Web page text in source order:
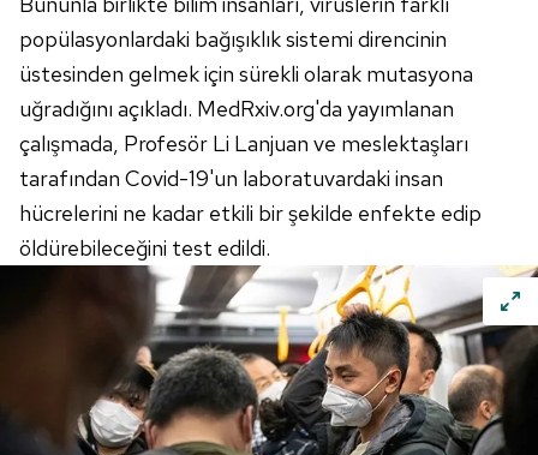
kılınması ve kişiselleştirilmesi ve sizlere yönelik
reklam/pazarlama faaliyetlerinin yapılması, amaçlarıyla
sınırlı olarak açık rızanız dahilinde kullanılacaktır.
Çerezlere ilişkin tercihlerinizi aşağıda yer alan panel
vasıtasıyla belirleyebilirsiniz. Çerezlere ilişkin detaylı bilgi
için Ayarlar butonuna tıklayabilir,
Çerez Bilgilendirme
6698 sayılı Kişisel Verilerin Korunması Kanunu uyarınca
hazırlanmış Aydınlatma Metnimizi okumak ve sitemizde
ilgili mevzuata uygun olarak kullanılan çerezlerle ilgili bilgi
almak için lütfentıklayınız.
popülasyonlardaki bağışıklık sistemi direncinin
üstesinden gelmek için sürekli olarak mutasyona
uğradığını açıkladı. MedRxiv.org'da yayımlanan
çalışmada, Profesör Li Lanjuan ve meslektaşları
tarafından Covid-19'un laboratuvardaki insan
hücrelerini ne kadar etkili bir şekilde enfekte edip
öldürebileceğini test edildi.